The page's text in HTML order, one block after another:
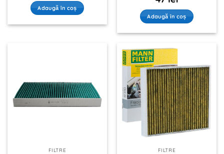
Adaugă în coș
Adaugă în coș
FILTRE FILTRE